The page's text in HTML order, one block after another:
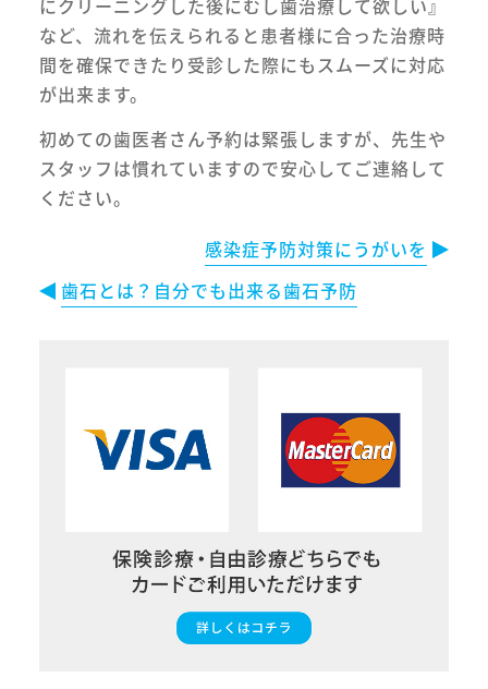
にクリーニングした後にむし歯治療して欲しい』
など、流れを伝えられると患者様に合った治療時
間を確保できたり受診した際にもスムーズに対応
が出来ます。
初めての歯医者さん予約は緊張しますが、先生や
スタッフは慣れていますので安心してご連絡して
ください。
感染症予防対策にうがいを
歯石とは？自分でも出来る歯石予防